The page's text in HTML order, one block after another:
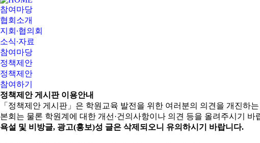
참여마당
협회소개
지회∙협의회
소식∙자료
참여마당
정책제안
정책제안
참여하기
정책제안 게시판 이용안내
「정책제안 게시판」은 학원교육 발전을 위한 여러분의 의견을 개진하
본회는 물론 학원계에 대한 개선·건의사항이나 의견 등을 올려주시기 바
욕설 및 비방글, 광고(홍보)성 글은 삭제되오니 유의하시기 바랍니다.